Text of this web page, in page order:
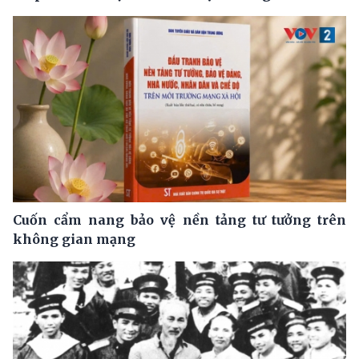
Cuốn cẩm nang bảo vệ nền tảng tư tưởng trên
không gian mạng